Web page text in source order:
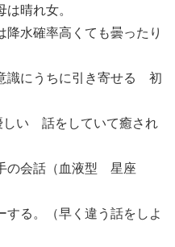
晴れ女。
水確率高くても曇ったり
識にうちに引き寄せる 初
い 話をしていて癒され
の会話（血液型 星座
する。（早く違う話をしよ